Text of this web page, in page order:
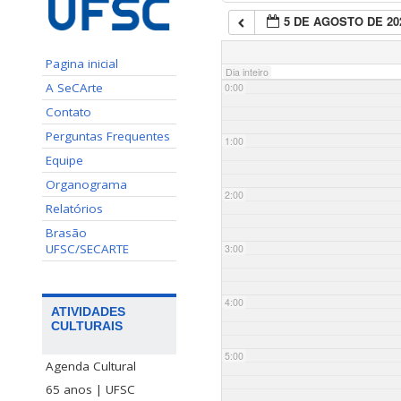
Pagina inicial
A SeCArte
Contato
Perguntas Frequentes
Equipe
Organograma
Relatórios
Brasão
UFSC/SECARTE
ATIVIDADES
CULTURAIS
Agenda Cultural
65 anos | UFSC
5 DE AGOSTO DE
Dia inteiro
0:00
1:00
2:00
3:00
4:00
5:00